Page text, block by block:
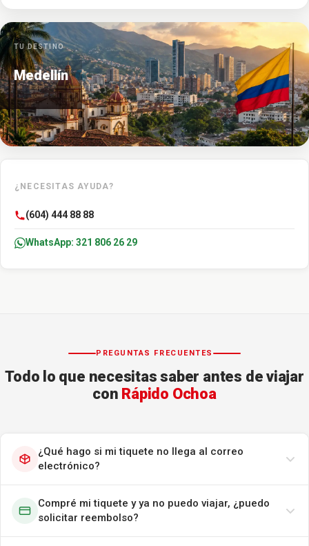
TU DESTINO
Medellín
¿NECESITAS AYUDA?
(604) 444 88 88
WhatsApp: 321 806 26 29
PREGUNTAS FRECUENTES
Todo lo que necesitas saber antes de viajar
con Rápido Ochoa
¿Qué hago si mi tiquete no llega al correo
electrónico?
Compré mi tiquete y ya no puedo viajar, ¿puedo
solicitar reembolso?